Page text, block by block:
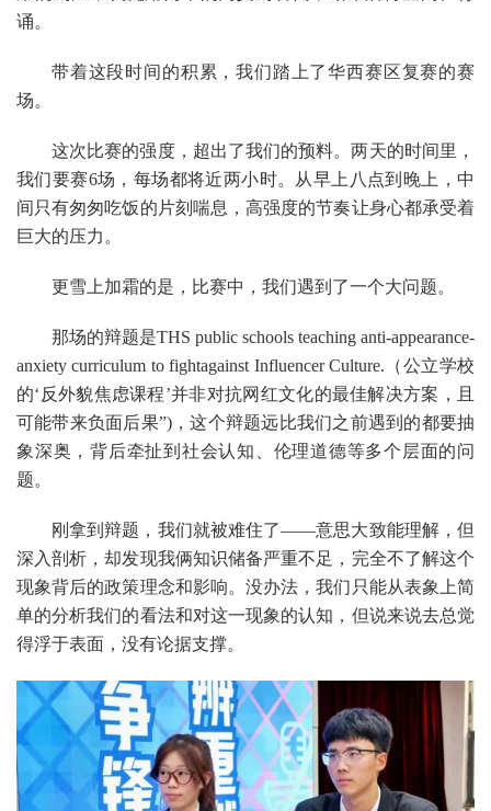
诵。
带着这段时间的积累，我们踏上了华西赛区复赛的赛
场。
这次比赛的强度，超出了我们的预料。两天的时间里，
我们要赛6场，每场都将近两小时。从早上八点到晚上，中
间只有匆匆吃饭的片刻喘息，高强度的节奏让身心都承受着
巨大的压力。
更雪上加霜的是，比赛中，我们遇到了一个大问题。
那场的辩题是THS public schools teaching anti-appearance-
anxiety curriculum to fightagainst Influencer Culture.（公立学校
的‘反外貌焦虑课程’并非对抗网红文化的最佳解决方案，且
可能带来负面后果”)，这个辩题远比我们之前遇到的都要抽
象深奥，背后牵扯到社会认知、伦理道德等多个层面的问
题。
刚拿到辩题，我们就被难住了——意思大致能理解，但
深入剖析，却发现我俩知识储备严重不足，完全不了解这个
现象背后的政策理念和影响。没办法，我们只能从表象上简
单的分析我们的看法和对这一现象的认知，但说来说去总觉
得浮于表面，没有论据支撑。